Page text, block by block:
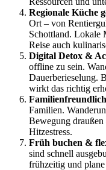
Regionale Küche
Ort – von
Schottland. Lokale
Reise auch
Digital Detox &
offline zu sein.
Dauerberieselung.
wirkt das richtig
Familien.
Bewegung
Hitzestress.
Früh buchen &
sind schnell
frühzeitig und